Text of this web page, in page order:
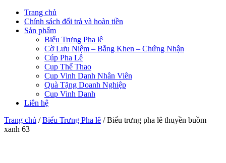
Trang chủ
Chính sách đổi trả và hoàn tiền
Sản phẩm
Biểu Trưng Pha lê
Cờ Lưu Niệm – Bằng Khen – Chứng Nhận
Cúp Pha Lê
Cup Thể Thao
Cup Vinh Danh Nhân Viên
Quà Tặng Doanh Nghiệp
Cup Vinh Danh
Liên hệ
Trang chủ /Biểu Trưng Pha lê /Biểu trưng pha lê thuyền buồm
xanh 63